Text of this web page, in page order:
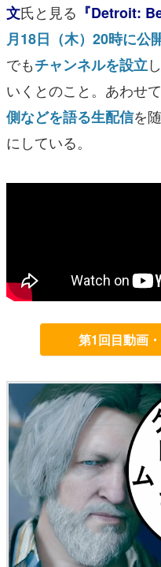
文氏と見る 『Detroit:
月18日（木）20時に公
でもチャンネルを設立
いくとのこと。あわせて
側などを語る生配信を
にしている。
第1回目動画